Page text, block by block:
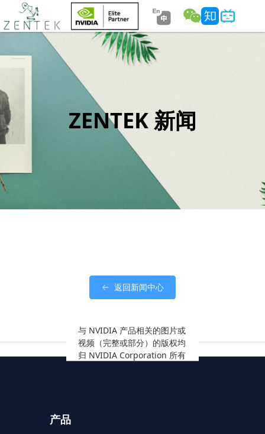
ZENTEK 新闻
返回新闻中心
与 NVIDIA 产品相关的图片或
视频（完整或部分）的版权均
归 NVIDIA Corporation 所有
产品